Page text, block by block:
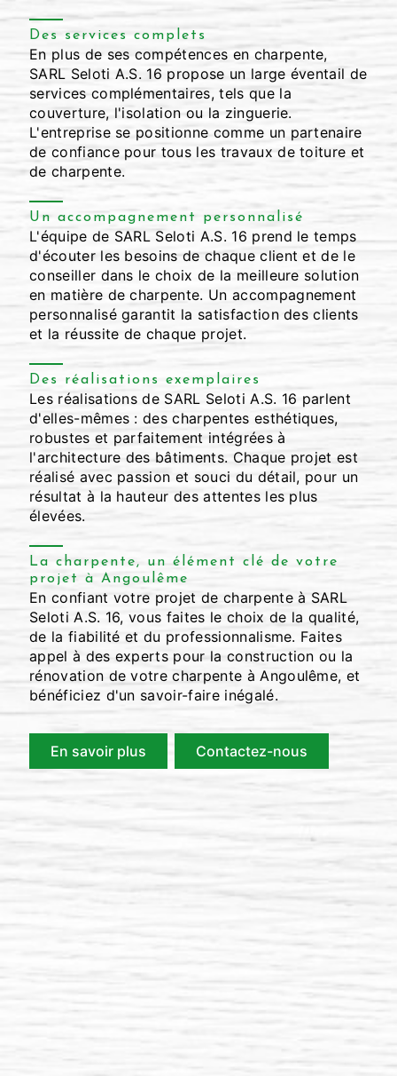
Des services complets
En plus de ses compétences en charpente,
SARL Seloti A.S. 16 propose un large éventail de
services complémentaires, tels que la
couverture, l'isolation ou la zinguerie.
L'entreprise se positionne comme un partenaire
de confiance pour tous les travaux de toiture et
de charpente.
Un accompagnement personnalisé
L'équipe de SARL Seloti A.S. 16 prend le temps
d'écouter les besoins de chaque client et de le
conseiller dans le choix de la meilleure solution
en matière de charpente. Un accompagnement
personnalisé garantit la satisfaction des clients
et la réussite de chaque projet.
Des réalisations exemplaires
Les réalisations de SARL Seloti A.S. 16 parlent
d'elles-mêmes : des charpentes esthétiques,
robustes et parfaitement intégrées à
l'architecture des bâtiments. Chaque projet est
réalisé avec passion et souci du détail, pour un
résultat à la hauteur des attentes les plus
élevées.
La charpente, un élément clé de votre
projet à Angoulême
En confiant votre projet de charpente à SARL
Seloti A.S. 16, vous faites le choix de la qualité,
de la fiabilité et du professionnalisme. Faites
appel à des experts pour la construction ou la
rénovation de votre charpente à Angoulême, et
bénéficiez d'un savoir-faire inégalé.
En savoir plus Contactez-nous